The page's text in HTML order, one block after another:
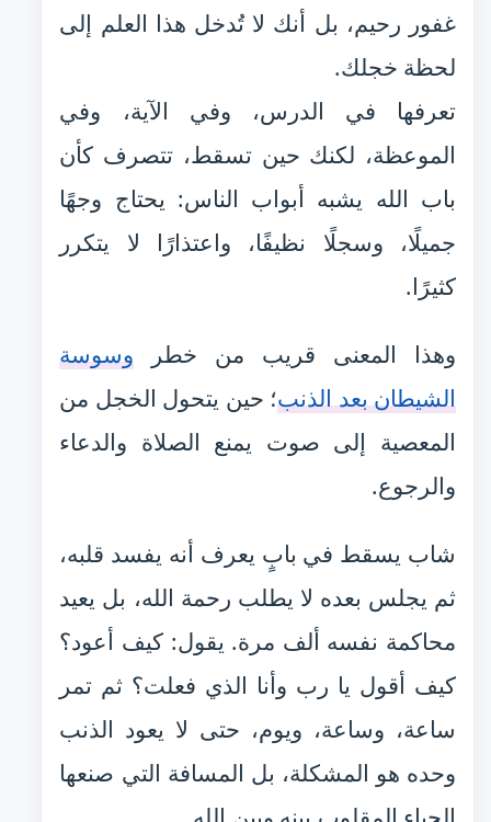
غفور رحيم، بل أنك لا تُدخل هذا العلم إلى
لحظة خجلك.
تعرفها في الدرس، وفي الآية، وفي
الموعظة، لكنك حين تسقط، تتصرف كأن
باب الله يشبه أبواب الناس: يحتاج وجهًا
جميلًا، وسجلًا نظيفًا، واعتذارًا لا يتكرر
كثيرًا.
وهذا المعنى قريب من خطر وسوسة
الشيطان بعد الذنب؛ حين يتحول الخجل من
المعصية إلى صوت يمنع الصلاة والدعاء
والرجوع.
شاب يسقط في بابٍ يعرف أنه يفسد قلبه،
ثم يجلس بعده لا يطلب رحمة الله، بل يعيد
محاكمة نفسه ألف مرة. يقول: كيف أعود؟
كيف أقول يا رب وأنا الذي فعلت؟ ثم تمر
ساعة، وساعة، ويوم، حتى لا يعود الذنب
وحده هو المشكلة، بل المسافة التي صنعها